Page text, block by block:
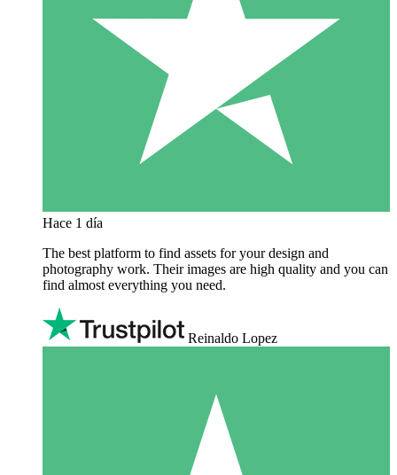
Hace 1 día
The best platform to find assets for your design and
photography work. Their images are high quality and you can
find almost everything you need.
Reinaldo Lopez